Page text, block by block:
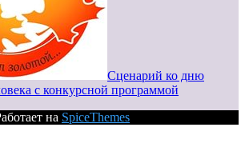
Сценарий ко дню
с конкурсной программой
на SpiceThemes